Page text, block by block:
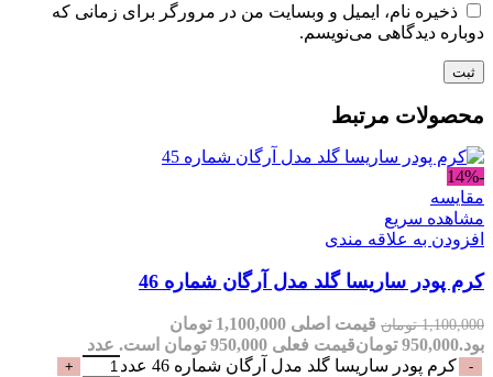
ذخیره نام، ایمیل و وبسایت من در مرورگر برای زمانی که
دوباره دیدگاهی می‌نویسم.
محصولات مرتبط
-14%
مقایسه
مشاهده سریع
افزودن به علاقه مندی
کرم پودر ساریسا گلد مدل آرگان شماره 46
1,100,000 تومان
قیمت اصلی 1,100,000 تومان
بود.950,000 تومانقیمت فعلی 950,000 تومان است.
عدد
کرم پودر ساریسا گلد مدل آرگان شماره 46 عدد